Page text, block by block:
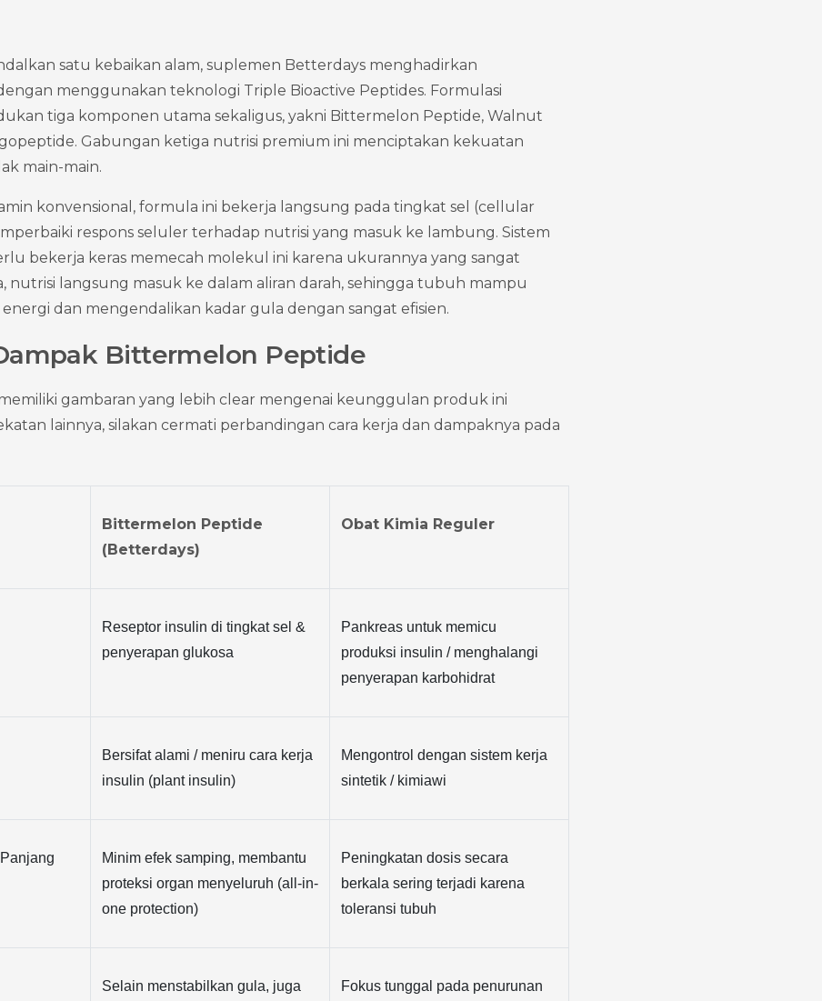
satu kebaikan alam, suplemen Betterdays menghadirkan
menggunakan teknologi Triple Bioactive Peptides. Formulasi
tiga komponen utama sekaligus, yakni Bittermelon Peptide, Walnut
Gabungan ketiga nutrisi premium ini menciptakan kekuatan
main-main.
konvensional, formula ini bekerja langsung pada tingkat sel (cellular
respons seluler terhadap nutrisi yang masuk ke lambung. Sistem
bekerja keras memecah molekul ini karena ukurannya yang sangat
nutrisi langsung masuk ke dalam aliran darah, sehingga tubuh mampu
dan mengendalikan kadar gula dengan sangat efisien.
Bittermelon Peptide
gambaran yang lebih clear mengenai keunggulan produk ini
lainnya, silakan cermati perbandingan cara kerja dan dampaknya pada
Bittermelon Peptide
(Betterdays)
Obat Kimia Reguler
Reseptor insulin di tingkat sel &
penyerapan glukosa
Pankreas untuk memicu
produksi insulin / menghalangi
penyerapan karbohidrat
Bersifat alami / meniru cara kerja
insulin (plant insulin)
Mengontrol dengan sistem kerja
sintetik / kimiawi
Minim efek samping, membantu
proteksi organ menyeluruh (all-in-
one protection)
Peningkatan dosis secara
berkala sering terjadi karena
toleransi tubuh
Selain menstabilkan gula, juga Fokus tunggal pada penurunan